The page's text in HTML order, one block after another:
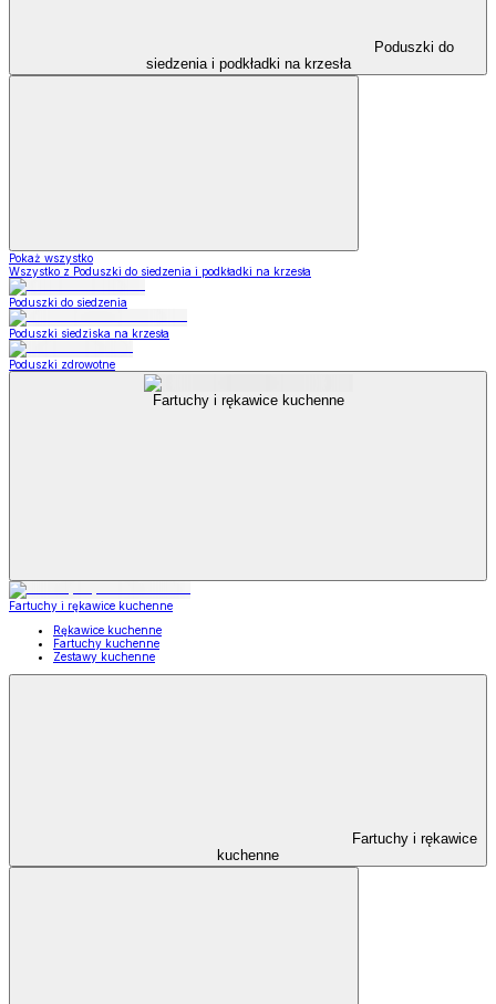
Poduszki do
siedzenia i podkładki na krzesła
Pokaż wszystko
Wszystko z Poduszki do siedzenia i podkładki na krzesła
Poduszki do siedzenia
Poduszki siedziska na krzesła
Poduszki zdrowotne
Fartuchy i rękawice kuchenne
Fartuchy i rękawice kuchenne
Rękawice kuchenne
Fartuchy kuchenne
Zestawy kuchenne
Fartuchy i rękawice
kuchenne